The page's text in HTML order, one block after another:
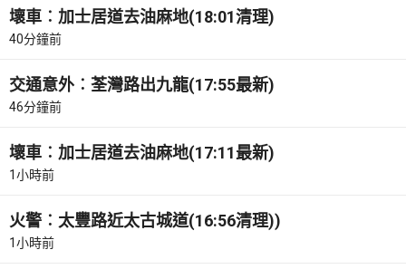
壞車︰加士居道去油麻地(18:01清理)
40分鐘前
交通意外︰荃灣路出九龍(17:55最新)
46分鐘前
壞車︰加士居道去油麻地(17:11最新)
1小時前
火警︰太豐路近太古城道(16:56清理))
1小時前